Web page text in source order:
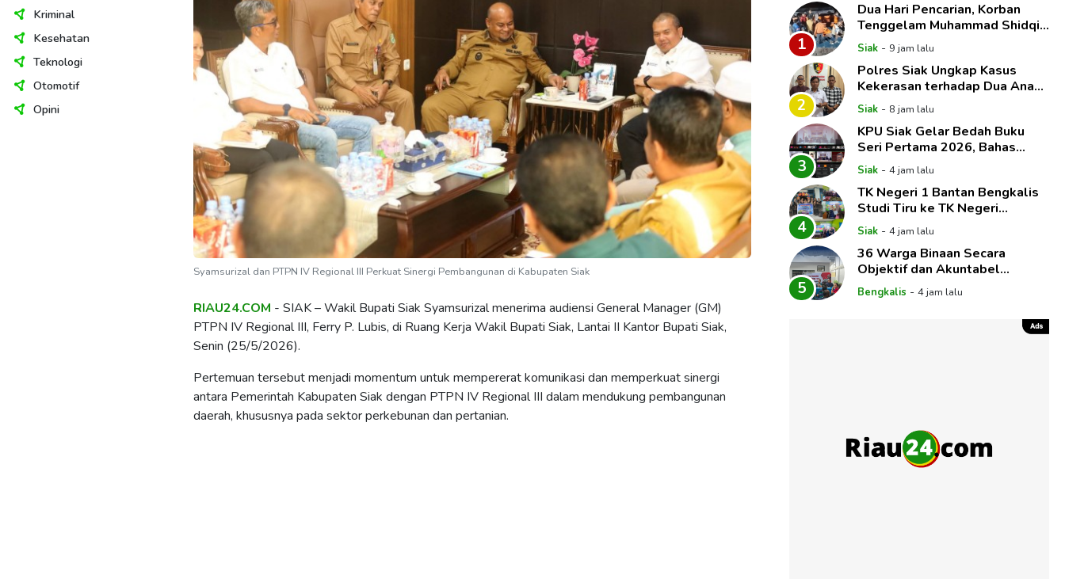
Kriminal
Kesehatan
Teknologi
Otomotif
Opini
Syamsurizal dan PTPN IV Regional III Perkuat Sinergi Pembangunan di Kabupaten Siak
RIAU24.COM - SIAK – Wakil Bupati Siak Syamsurizal menerima audiensi General Manager (GM)
PTPN IV Regional III, Ferry P. Lubis, di Ruang Kerja Wakil Bupati Siak, Lantai II Kantor Bupati Siak,
Senin (25/5/2026).
Pertemuan tersebut menjadi momentum untuk mempererat komunikasi dan memperkuat sinergi
antara Pemerintah Kabupaten Siak dengan PTPN IV Regional III dalam mendukung pembangunan
daerah, khususnya pada sektor perkebunan dan pertanian.
1
Dua Hari Pencarian, Korban
Tenggelam Muhammad Shidqie
Saputra Akhirnya Ditemukan
Siak - 9 jam lalu
2
Polres Siak Ungkap Kasus
Kekerasan terhadap Dua Anak,
Paman dan Tante Korban Jadi
Tersangka
Siak - 8 jam lalu
3
KPU Siak Gelar Bedah Buku
Seri Pertama 2026, Bahas
Anomali Hak Politik dan
Dinamika Pemilih
Siak - 4 jam lalu
4
TK Negeri 1 Bantan Bengkalis
Studi Tiru ke TK Negeri
Pembina Mempura, Dalami
Implementasi Pembelajaran
Mendalam
Siak - 4 jam lalu
5
36 Warga Binaan Secara
Objektif dan Akuntabel
Mendapat Hak Integrasi
Melalui Sidang
Bengkalis - 4 jam lalu